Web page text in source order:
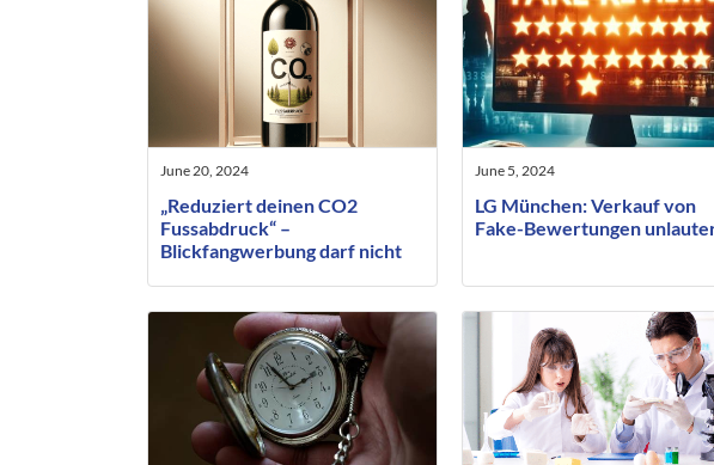
June 20, 2024
„Reduziert deinen CO2
Fussabdruck“ –
Blickfangwerbung darf nicht
June 5, 2024
LG München: Verkauf von
Fake-Bewertungen